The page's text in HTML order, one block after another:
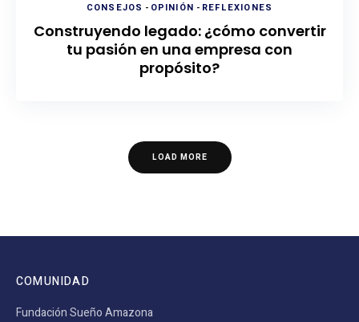
CONSEJOS - OPINIÓN - REFLEXIONES
Construyendo legado: ¿cómo convertir
tu pasión en una empresa con
propósito?
LOAD MORE
COMUNIDAD
Fundación Sueño Amazona